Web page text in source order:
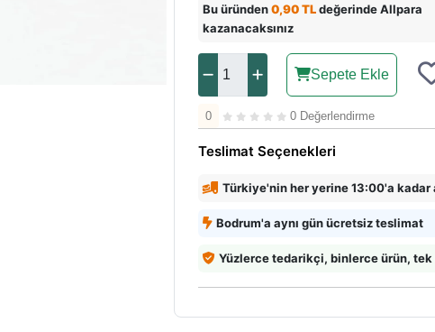
Bu üründen0,90 TLdeğerinde Allpara
kazanacaksınız
Sepete Ekle
0 0 Değerlendirme
Teslimat Seçenekleri
Türkiye'nin her yerine 13:00'a kadar
Bodrum'a aynı gün ücretsiz teslimat
Yüzlerce tedarikçi, binlerce ürün, tek